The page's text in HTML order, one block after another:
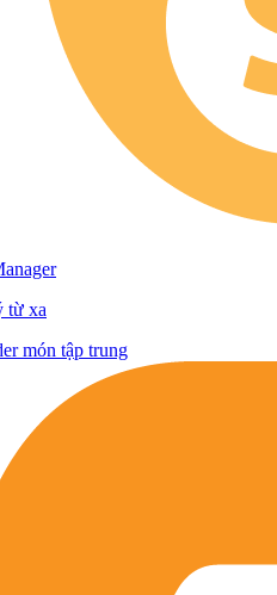
từ xa
món tập trung